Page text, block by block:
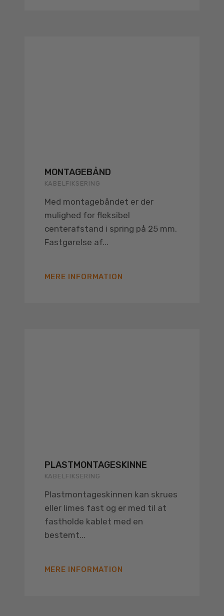
MONTAGEBÅND
KABELFIKSERING
Med montagebåndet er der
mulighed for fleksibel
centerafstand i spring på 25 mm.
Fastgørelse af...
MERE INFORMATION
PLASTMONTAGESKINNE
KABELFIKSERING
Plastmontageskinnen kan skrues
eller limes fast og er med til at
fastholde kablet med en
bestemt...
MERE INFORMATION